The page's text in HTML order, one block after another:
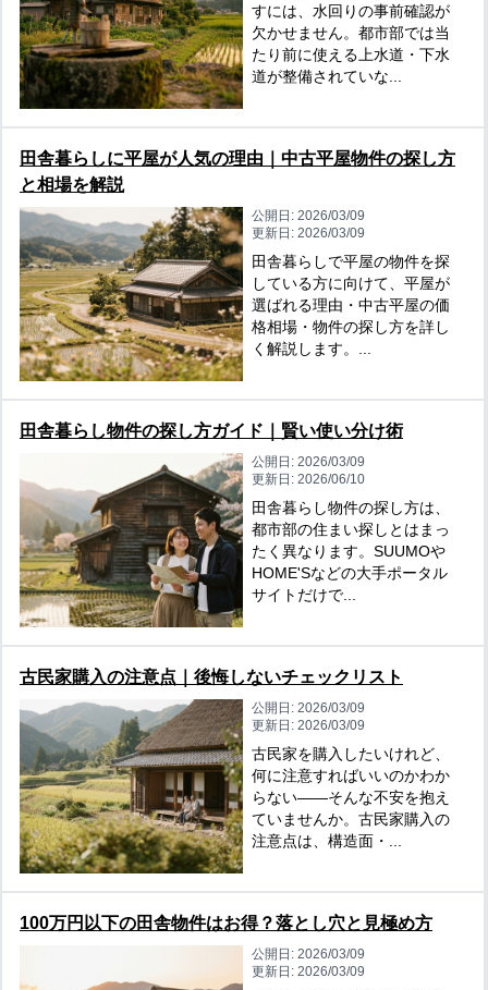
すには、水回りの事前確認が
欠かせません。都市部では当
たり前に使える上水道・下水
道が整備されていな...
田舎暮らしに平屋が人気の理由｜中古平屋物件の探し方
と相場を解説
公開日: 2026/03/09
更新日: 2026/03/09
田舎暮らしで平屋の物件を探
している方に向けて、平屋が
選ばれる理由・中古平屋の価
格相場・物件の探し方を詳し
く解説します。...
田舎暮らし物件の探し方ガイド｜賢い使い分け術
公開日: 2026/03/09
更新日: 2026/06/10
田舎暮らし物件の探し方は、
都市部の住まい探しとはまっ
たく異なります。SUUMOや
HOME'Sなどの大手ポータル
サイトだけで...
古民家購入の注意点｜後悔しないチェックリスト
公開日: 2026/03/09
更新日: 2026/03/09
古民家を購入したいけれど、
何に注意すればいいのかわか
らない――そんな不安を抱え
ていませんか。古民家購入の
注意点は、構造面・...
100万円以下の田舎物件はお得？落とし穴と見極め方
公開日: 2026/03/09
更新日: 2026/03/09